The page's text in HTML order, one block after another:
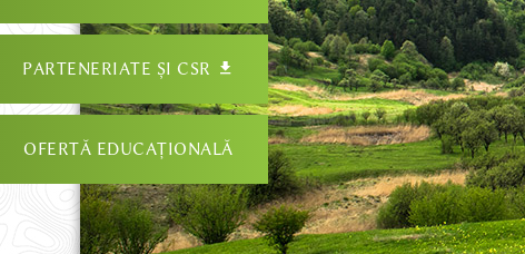
PARTENERIATE ȘI CSR
OFERTĂ EDUCAȚIONALĂ